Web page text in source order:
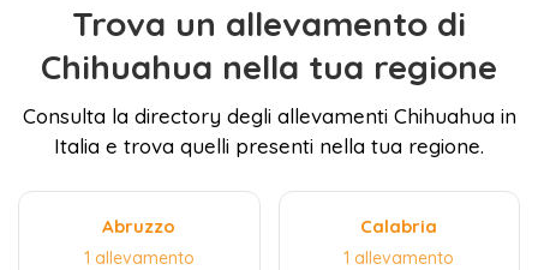
Trova un allevamento di
Chihuahua nella tua regione
Consulta la directory degli allevamenti Chihuahua in
Italia e trova quelli presenti nella tua regione.
Abruzzo
1 allevamento
Calabria
1 allevamento